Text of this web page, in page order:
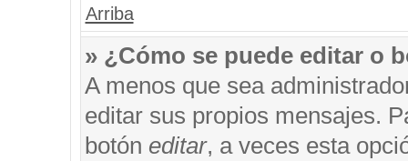
Arriba
» ¿Cómo se puede editar o
A menos que sea
editar sus propios mensajes.
botón editar, a veces esta